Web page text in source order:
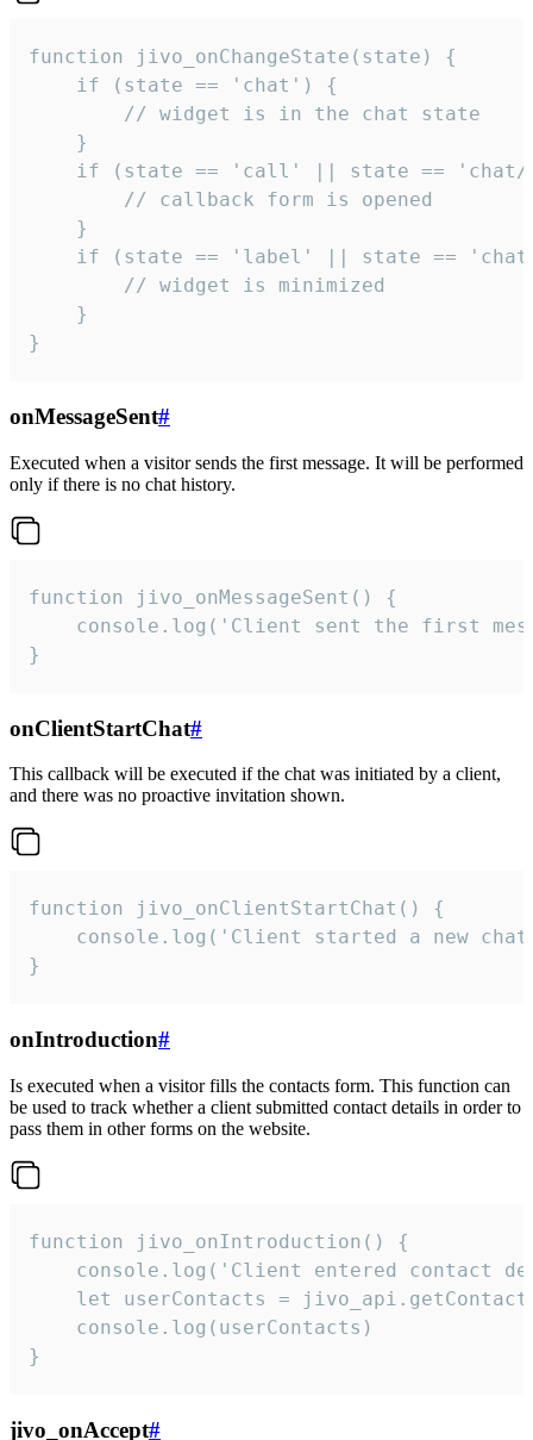
function jivo_onChangeState(state) {
    if (state == 'chat') {
        // widget is in the chat state
    }
if (state == 'call' || state ==
        // callback form is opened
    }
if (state == 'label' || state ==
        // widget is minimized
    }
}
onMessageSent#
Executed when a visitor sends the first message. It will be performed
only if there is no chat history.
function jivo_onMessageSent() {
console.log('Client sent the first
}
onClientStartChat#
This callback will be executed if the chat was initiated by a client,
and there was no proactive invitation shown.
function jivo_onClientStartChat() {
console.log('Client started a new
}
onIntroduction#
Is executed when a visitor fills the contacts form. This function can
be used to track whether a client submitted contact details in order to
pass them in other forms on the website.
function jivo_onIntroduction() {
console.log('Client entered contact
let userContacts =
    console.log(userContacts)
}
jivo_onAccept#